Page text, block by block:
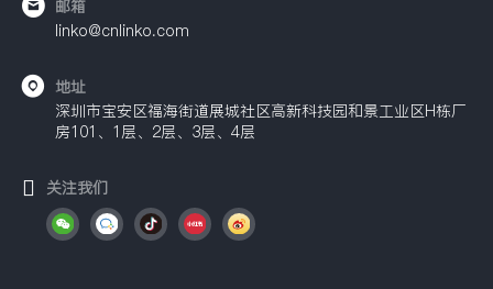
邮箱
linko@cnlinko.com
地址
深圳市宝安区福海街道展城社区高新科技园和景工业区H栋厂
房101、1层、2层、3层、4层
关注我们